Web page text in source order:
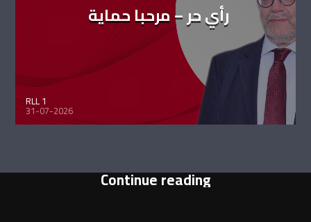
رأي حر – مرحبا حماية
RLL 1
31-07-2026
Continue reading